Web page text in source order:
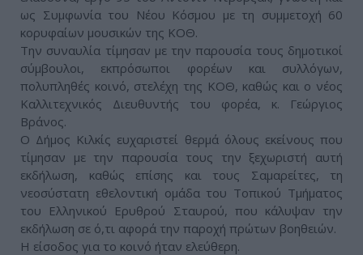
ως Συμφωνία του Νέου Κόσμου με τη συμμετοχή 60
κορυφαίων μουσικών της ΚΟΘ.
Την συναυλία τίμησαν με την παρουσία τους δημοτικοί
σύμβουλοι, εκπρόσωποι φορέων και συλλόγων,
πολυπληθές κοινό, στελέχη της ΚΟΘ, καθώς και ο νέος
Καλλιτεχνικός Διευθυντής του φορέα, κ. Γεώργιος
Βράνος.
Ο Δήμος Κιλκίς ευχαριστεί θερμά όλους εκείνους που
τίμησαν με την παρουσία τους την ξεχωριστή αυτή
εκδήλωση, καθώς επίσης και τους Σαμαρείτες, τη
νεοσύστατη εθελοντική ομάδα του Τοπικού Τμήματος
του Ελληνικού Ερυθρού Σταυρού, που κάλυψαν την
εκδήλωση σε ό,τι αφορά την παροχή πρώτων βοηθειών.
Η είσοδος για το κοινό ήταν ελεύθερη.